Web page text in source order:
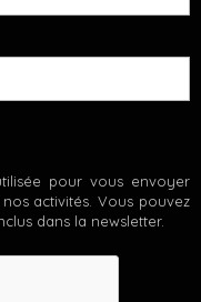
pour vous envoyer
activités. Vous pouvez
dans la newsletter.